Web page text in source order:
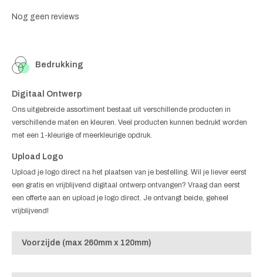
Nog geen reviews
Bedrukking
Digitaal Ontwerp
Ons uitgebreide assortiment bestaat uit verschillende producten in
verschillende maten en kleuren. Veel producten kunnen bedrukt worden
met een 1-kleurige of meerkleurige opdruk.
Upload Logo
Upload je logo direct na het plaatsen van je bestelling. Wil je liever eerst
een gratis en vrijblijvend digitaal ontwerp ontvangen? Vraag dan eerst
een offerte aan en upload je logo direct. Je ontvangt beide, geheel
vrijblijvend!
Voorzijde (max 260mm x 120mm)